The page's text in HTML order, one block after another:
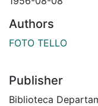
Authors
FOTO TELLO
Publisher
Biblioteca